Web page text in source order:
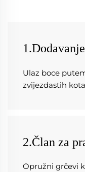
Ulaz boce
zvijezdastih
2.Član za
Opružni grčevi